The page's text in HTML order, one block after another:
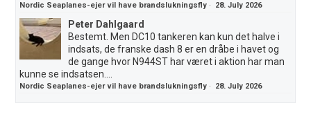
Nordic Seaplanes-ejer vil have brandslukningsfly · 28. July 2026
Peter Dahlgaard
Bestemt. Men DC10 tankeren kan kun det halve i
indsats, de franske dash 8 er en dråbe i havet og
de gange hvor N944ST har været i aktion har man
kunne se indsatsen....
Nordic Seaplanes-ejer vil have brandslukningsfly · 28. July 2026